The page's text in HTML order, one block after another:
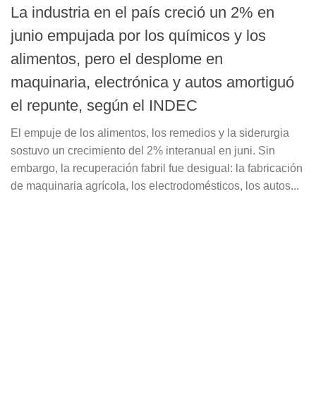
La industria en el país creció un 2% en
junio empujada por los químicos y los
alimentos, pero el desplome en
maquinaria, electrónica y autos amortiguó
el repunte, según el INDEC
El empuje de los alimentos, los remedios y la siderurgia
sostuvo un crecimiento del 2% interanual en juni. Sin
embargo, la recuperación fabril fue desigual: la fabricación
de maquinaria agrícola, los electrodomésticos, los autos...